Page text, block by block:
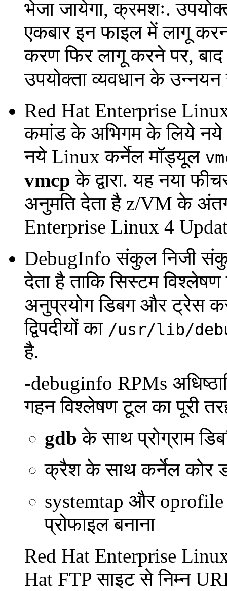
भेजा जायेगा, क्रमशः.
एकबार इन फाइल में लागू
करण फिर लागू करने पर, बाद
उपयोक्ता व्यवधान के उन्नयन
Red Hat Enterprise
कमांड के अभिगम के लिये नये
नये Linux कर्नेल मॉड्यूल
vmcp के द्वारा. यह नया
अनुमति देता है z/VM के
Enterprise Linux 4
DebugInfo संकुल निजी
देता है ताकि सिस्टम
अनुप्रयोग डिबग और ट्रेस
द्विपदीयों का /usr/lib/
है.
-debuginfo RPMs
गहन विश्लेषण टूल का पूरी
gdb के साथ प्रोग्राम
क्रैश के साथ कर्नेल कोर
systemtap और
प्रोफाइल बनाना
Red Hat Enterprise
Hat FTP साइट से निम्न